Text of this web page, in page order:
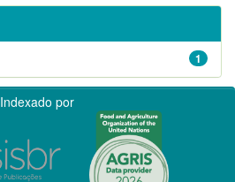
1
Indexado por